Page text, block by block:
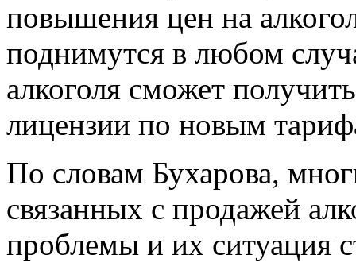
повышения цен на
поднимутся в любом
алкоголя сможет
лицензии по новым
По словам Бухарова,
связанных с продажей
проблемы и их ситуация